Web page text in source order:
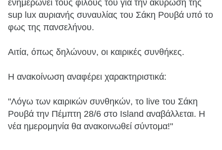
ενημερώνει τους φίλους του για την ακύρωση της
sup lux αυριανής συναυλίας του Σάκη Ρουβά υπό το
φως της πανσελήνου.
Αιτία, όπως δηλώνουν, οι καιρικές συνθήκες.
Η ανακοίνωση αναφέρει χαρακτηριστικά:
"Λόγω των καιρικών συνθηκών, το live του Σάκη
Ρουβά την Πέμπτη 28/6 στο Island αναβάλλεται. H
νέα ημερομηνία θα ανακοινωθεί σύντομα!"